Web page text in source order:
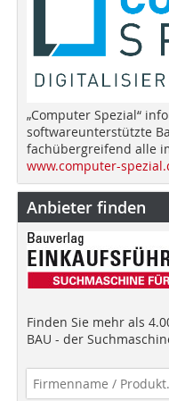
„Computer Spezial“
softwareunterstützte
fachübergreifend alle
www.computer-
Anbieter finden
Finden Sie mehr als
BAU - der